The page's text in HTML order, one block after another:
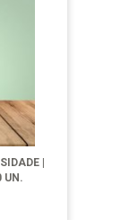
|
UN.